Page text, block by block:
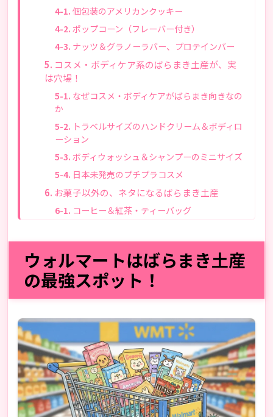
個包装のアメリカンクッキー
ポップコーン（フレーバー付き）
ナッツ＆グラノーラバー、プロテインバー
コスメ・ボディケア系のばらまき土産が、実
は穴場！
なぜコスメ・ボディケアがばらまき向きなの
か
トラベルサイズのハンドクリーム＆ボディロ
ーション
ボディウォッシュ＆シャンプーのミニサイズ
日本未発売のプチプラコスメ
お菓子以外の、ネタになるばらまき土産
コーヒー＆紅茶・ティーバッグ
ハワイやラスベガス店での、地域特有のばら
まき土産
ハワイのウォルマートの限定ばらまき土産
失敗しないコツ
個包装かどうかを必ず確認する
軽さと割れにくさを優先する
「アメリカらしさ」が伝わるパッケージやフ
レーバーを選ぶ
ウォルマートの安さを活かす
ウォルマートはばらまき土産
の最強スポット！